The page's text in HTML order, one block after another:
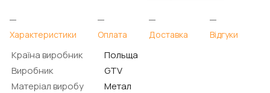
Характеристики Оплата Доставка Відгуки
Країна виробник
Польща
Виробник
GTV
Матеріал виробу
Метал